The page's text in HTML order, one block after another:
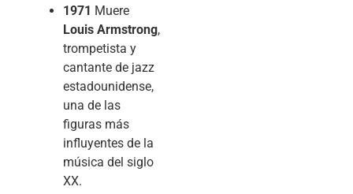
1971 Muere
Louis Armstrong,
trompetista y
cantante de jazz
estadounidense,
una de las
figuras más
influyentes de la
música del siglo
XX.